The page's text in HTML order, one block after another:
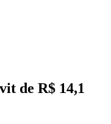
de R$ 14,1